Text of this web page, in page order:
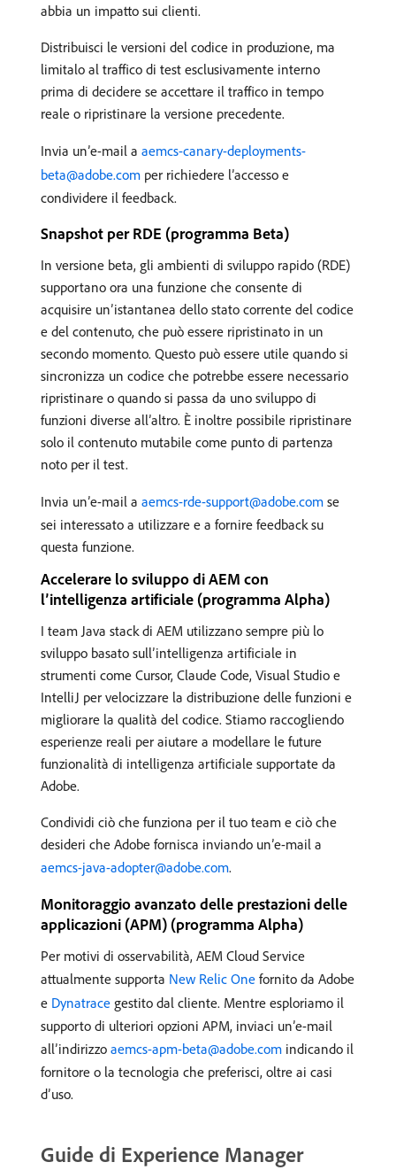
abbia un impatto sui clienti.
Distribuisci le versioni del codice in produzione, ma
limitalo al traffico di test esclusivamente interno
prima di decidere se accettare il traffico in tempo
reale o ripristinare la versione precedente.
Invia un’e-mail a aemcs-canary-deployments-
beta@adobe.com per richiedere l’accesso e
condividere il feedback.
Snapshot per RDE (programma Beta)
In versione beta, gli ambienti di sviluppo rapido (RDE)
supportano ora una funzione che consente di
acquisire un’istantanea dello stato corrente del codice
e del contenuto, che può essere ripristinato in un
secondo momento. Questo può essere utile quando si
sincronizza un codice che potrebbe essere necessario
ripristinare o quando si passa da uno sviluppo di
funzioni diverse all’altro. È inoltre possibile ripristinare
solo il contenuto mutabile come punto di partenza
noto per il test.
Invia un’e-mail a aemcs-rde-support@adobe.com se
sei interessato a utilizzare e a fornire feedback su
questa funzione.
Accelerare lo sviluppo di AEM con
l’intelligenza artificiale (programma Alpha)
I team Java stack di AEM utilizzano sempre più lo
sviluppo basato sull’intelligenza artificiale in
strumenti come Cursor, Claude Code, Visual Studio e
IntelliJ per velocizzare la distribuzione delle funzioni e
migliorare la qualità del codice. Stiamo raccogliendo
esperienze reali per aiutare a modellare le future
funzionalità di intelligenza artificiale supportate da
Adobe.
Condividi ciò che funziona per il tuo team e ciò che
desideri che Adobe fornisca inviando un’e-mail a
aemcs-java-adopter@adobe.com.
Monitoraggio avanzato delle prestazioni delle
applicazioni (APM) (programma Alpha)
Per motivi di osservabilità, AEM Cloud Service
attualmente supporta New Relic One fornito da Adobe
e Dynatrace gestito dal cliente. Mentre esploriamo il
supporto di ulteriori opzioni APM, inviaci un’e-mail
all’indirizzo aemcs-apm-beta@adobe.com indicando il
fornitore o la tecnologia che preferisci, oltre ai casi
d’uso.
Guide di Experience Manager